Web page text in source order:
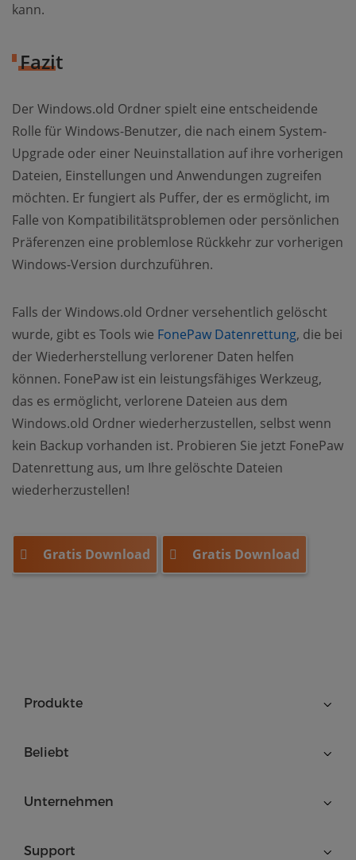
kann.
Fazit
Der Windows.old Ordner spielt eine entscheidende
Rolle für Windows-Benutzer, die nach einem System-
Upgrade oder einer Neuinstallation auf ihre vorherigen
Dateien, Einstellungen und Anwendungen zugreifen
möchten. Er fungiert als Puffer, der es ermöglicht, im
Falle von Kompatibilitätsproblemen oder persönlichen
Präferenzen eine problemlose Rückkehr zur vorherigen
Windows-Version durchzuführen.
Falls der Windows.old Ordner versehentlich gelöscht
wurde, gibt es Tools wie FonePaw Datenrettung, die bei
der Wiederherstellung verlorener Daten helfen
können. FonePaw ist ein leistungsfähiges Werkzeug,
das es ermöglicht, verlorene Dateien aus dem
Windows.old Ordner wiederherzustellen, selbst wenn
kein Backup vorhanden ist. Probieren Sie jetzt FonePaw
Datenrettung aus, um Ihre gelöschte Dateien
wiederherzustellen!
Gratis Download Gratis Download
Produkte
Beliebt
Unternehmen
Support